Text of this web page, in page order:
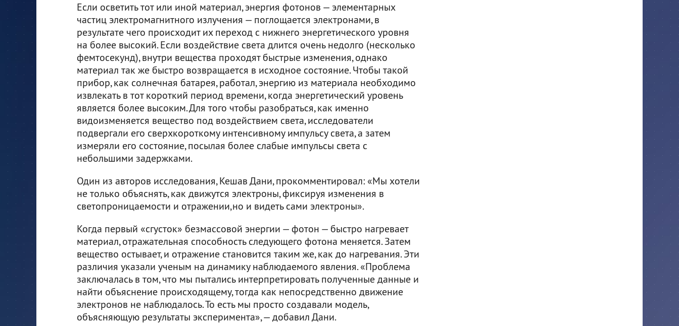
Если осветить тот или иной материал, энергия фотонов — элементарных
частиц электромагнитного излучения — поглощается электронами, в
результате чего происходит их переход с нижнего энергетического уровня
на более высокий. Если воздействие света длится очень недолго (несколько
фемтосекунд), внутри вещества проходят быстрые изменения, однако
материал так же быстро возвращается в исходное состояние. Чтобы такой
прибор, как солнечная батарея, работал, энергию из материала необходимо
извлекать в тот короткий период времени, когда энергетический уровень
является более высоким. Для того чтобы разобраться, как именно
видоизменяется вещество под воздействием света, исследователи
подвергали его сверхкороткому интенсивному импульсу света, а затем
измеряли его состояние, посылая более слабые импульсы света с
небольшими задержками.
Один из авторов исследования, Кешав Дани, прокомментировал: «Мы хотели
не только объяснять, как движутся электроны, фиксируя изменения в
светопроницаемости и отражении,но и видеть сами электроны».
Когда первый «сгусток» безмассовой энергии — фотон — быстро нагревает
материал, отражательная способность следующего фотона меняется. Затем
вещество остывает, и отражение становится таким же, как до нагревания. Эти
различия указали ученым на динамику наблюдаемого явления. «Проблема
заключалась в том, что мы пытались интерпретировать полученные данные и
найти объяснение происходящему, тогда как непосредственно движение
электронов не наблюдалось. То есть мы просто создавали модель,
объясняющую результаты эксперимента», — добавил Дани.